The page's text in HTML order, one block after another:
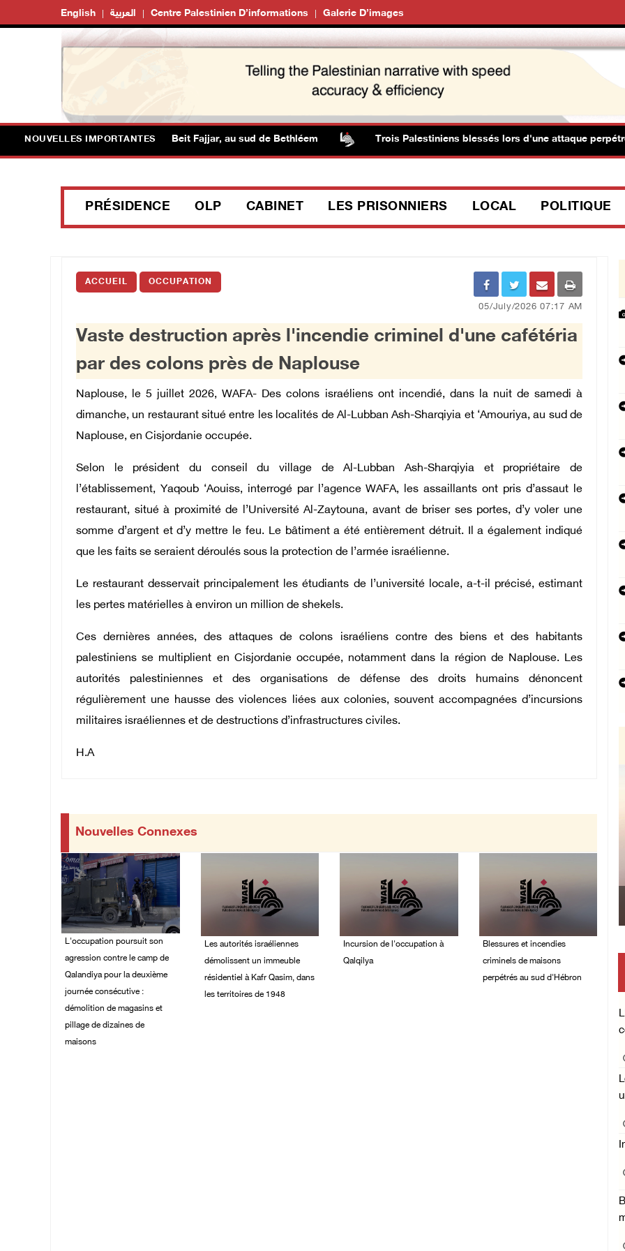
English العربية Centre Palestinien D’informations Galerie D’images
NOUVELLES IMPORTANTES
Des colons prennent d'assaut Beit Fajjar, au sud de Bethléem Trois Palestiniens blessés lors d'une attaque
PRÉSIDENCE OLP CABINET LES PRISONNIERS LOCAL POLITIQUE
ACCUEIL OCCUPATION
05/July/2026 07:17 AM
Vaste destruction après l'incendie criminel d'une cafétéria
par des colons près de Naplouse
Naplouse, le 5 juillet 2026, WAFA- Des colons israéliens ont incendié, dans la nuit de samedi à
dimanche, un restaurant situé entre les localités de Al-Lubban Ash-Sharqiyia et ‘Amouriya, au sud de
Naplouse, en Cisjordanie occupée.
Selon le président du conseil du village de Al-Lubban Ash-Sharqiyia et propriétaire de
l’établissement, Yaqoub ‘Aouiss, interrogé par l’agence WAFA, les assaillants ont pris d’assaut le
restaurant, situé à proximité de l’Université Al-Zaytouna, avant de briser ses portes, d’y voler une
somme d’argent et d’y mettre le feu. Le bâtiment a été entièrement détruit. Il a également indiqué
que les faits se seraient déroulés sous la protection de l’armée israélienne.
Le restaurant desservait principalement les étudiants de l’université locale, a-t-il précisé, estimant
les pertes matérielles à environ un million de shekels.
Ces dernières années, des attaques de colons israéliens contre des biens et des habitants
palestiniens se multiplient en Cisjordanie occupée, notamment dans la région de Naplouse. Les
autorités palestiniennes et des organisations de défense des droits humains dénoncent
régulièrement une hausse des violences liées aux colonies, souvent accompagnées d’incursions
militaires israéliennes et de destructions d’infrastructures civiles.
H.A
Nouvelles Connexes
L'occupation poursuit son
agression contre le camp de
Qalandiya pour la deuxième
journée consécutive :
démolition de magasins et
pillage de dizaines de
maisons
Les autorités israéliennes
démolissent un immeuble
résidentiel à Kafr Qasim, dans
les territoires de 1948
Incursion de l'occupation à
Qalqilya
Blessures et incendies
criminels de maisons
perpétrés au sud d'Hébron